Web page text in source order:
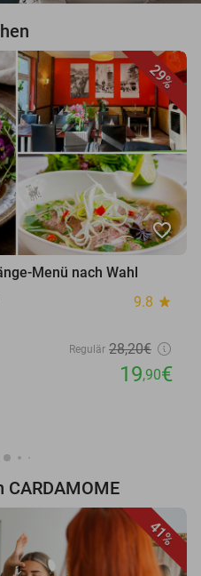
29%
favorite_border
Menü nach Wahl
9.8 star
Regulär 28,20€
19,90€
CARDAMOME
41%